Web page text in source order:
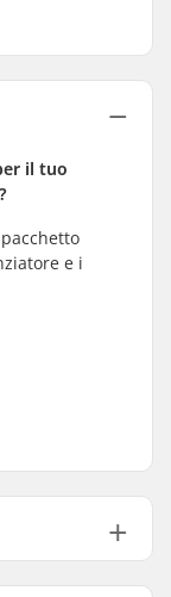
il tuo
e i